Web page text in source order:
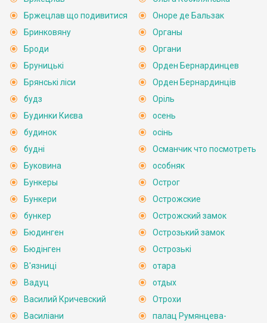
Бржецлав що подивитися
Бринковяну
Броди
Бруницькі
Брянські ліси
будз
Будинки Києва
будинок
будні
Буковина
Бункеры
Бункери
бункер
Бюдинген
Бюдінген
В'язниці
Вадуц
Василий Кричевский
Василіани
Оноре де Бальзак
Органы
Органи
Орден Бернардинцев
Орден Бернардинців
Оріль
осень
осінь
Османчик что посмотреть
особняк
Острог
Острожские
Острожский замок
Острозький замок
Острозькі
отара
отдых
Отрохи
палац Румянцева-